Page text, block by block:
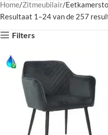
Home Zitmeubilair
Resultaat 1–24 van de 257
Filters